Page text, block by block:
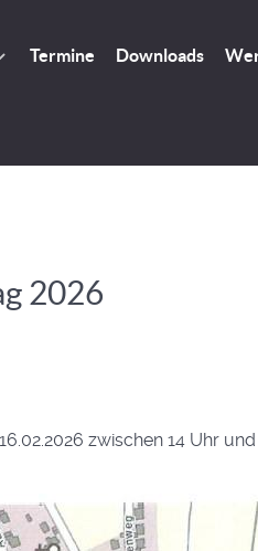
Termine Downloads
2026
zwischen 14 Uhr